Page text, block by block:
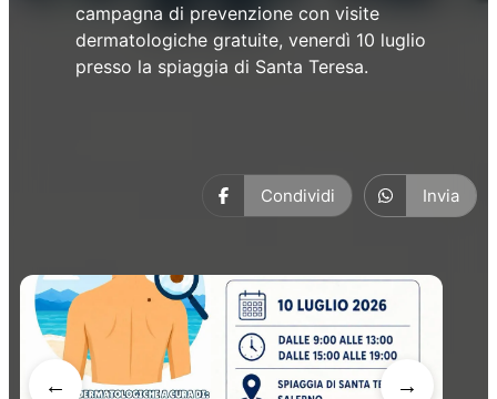
campagna di prevenzione con visite
dermatologiche gratuite, venerdì 10 luglio
presso la spiaggia di Santa Teresa.
Condividi Invia
← →